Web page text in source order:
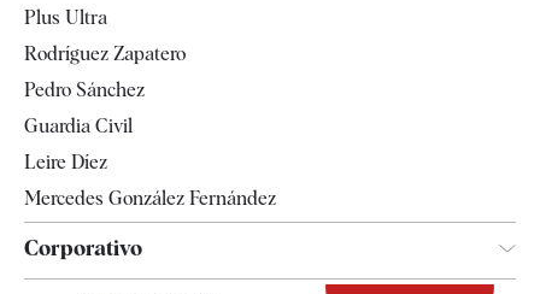
Televisión
Plus Ultra
Rodríguez Zapatero
Pedro Sánchez
Guardia Civil
Leire Díez
Mercedes González Fernández
Corporativo